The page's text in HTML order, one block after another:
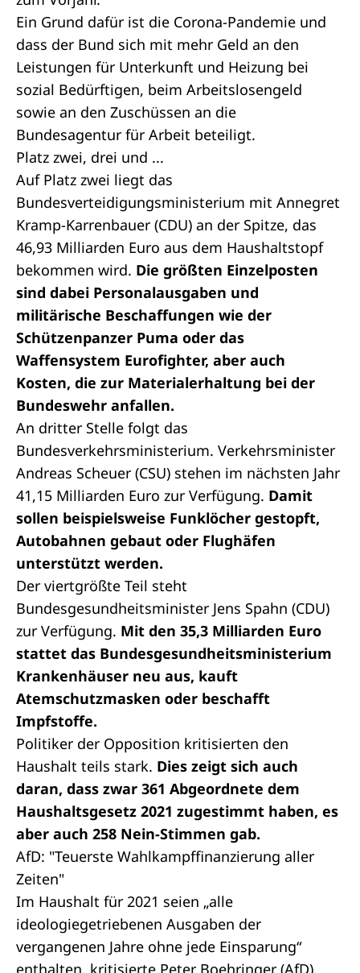
Ein Grund dafür ist die Corona-Pandemie und
dass der Bund sich mit mehr Geld an den
Leistungen für Unterkunft und Heizung bei
sozial Bedürftigen, beim Arbeitslosengeld
sowie an den Zuschüssen an die
Bundesagentur für Arbeit beteiligt.
Platz zwei, drei und ...
Auf Platz zwei liegt das
Bundesverteidigungsministerium mit Annegret
Kramp-Karrenbauer (CDU) an der Spitze, das
46,93 Milliarden Euro aus dem Haushaltstopf
bekommen wird. Die größten Einzelposten
sind dabei Personalausgaben und
militärische Beschaffungen wie der
Schützenpanzer Puma oder das
Waffensystem Eurofighter, aber auch
Kosten, die zur Materialerhaltung bei der
Bundeswehr anfallen.
An dritter Stelle folgt das
Bundesverkehrsministerium. Verkehrsminister
Andreas Scheuer (CSU) stehen im nächsten Jahr
41,15 Milliarden Euro zur Verfügung. Damit
sollen beispielsweise Funklöcher gestopft,
Autobahnen gebaut oder Flughäfen
unterstützt werden.
Der viertgrößte Teil steht
Bundesgesundheitsminister Jens Spahn (CDU)
zur Verfügung. Mit den 35,3 Milliarden Euro
stattet das Bundesgesundheitsministerium
Krankenhäuser neu aus, kauft
Atemschutzmasken oder beschafft
Impfstoffe.
Politiker der Opposition kritisierten den
Haushalt teils stark. Dies zeigt sich auch
daran, dass zwar 361 Abgeordnete dem
Haushaltsgesetz 2021 zugestimmt haben, es
aber auch 258 Nein-Stimmen gab.
AfD: "Teuerste Wahlkampffinanzierung aller
Zeiten"
Im Haushalt für 2021 seien „alle
ideologiegetriebenen Ausgaben der
vergangenen Jahre ohne jede Einsparung“
enthalten, kritisierte Peter Boehringer (AfD).